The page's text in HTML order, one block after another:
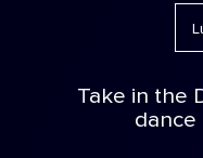
Take in the
dance